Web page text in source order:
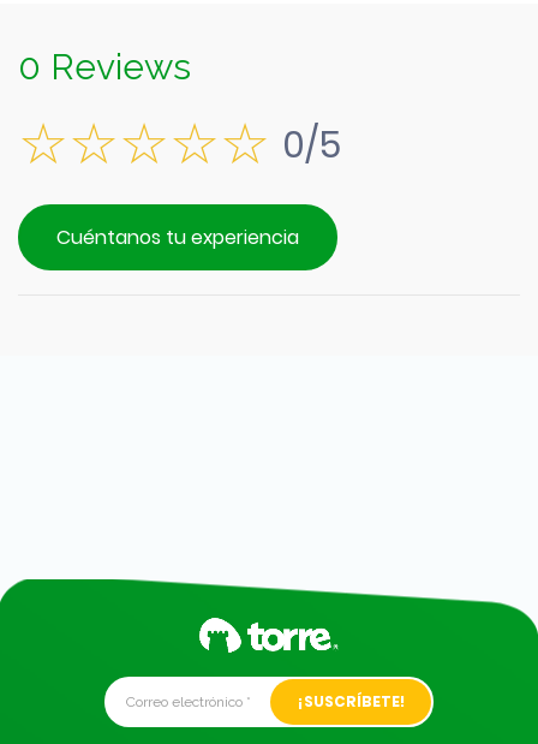
0 Reviews
0/5
Cuéntanos tu experiencia
Alternative: